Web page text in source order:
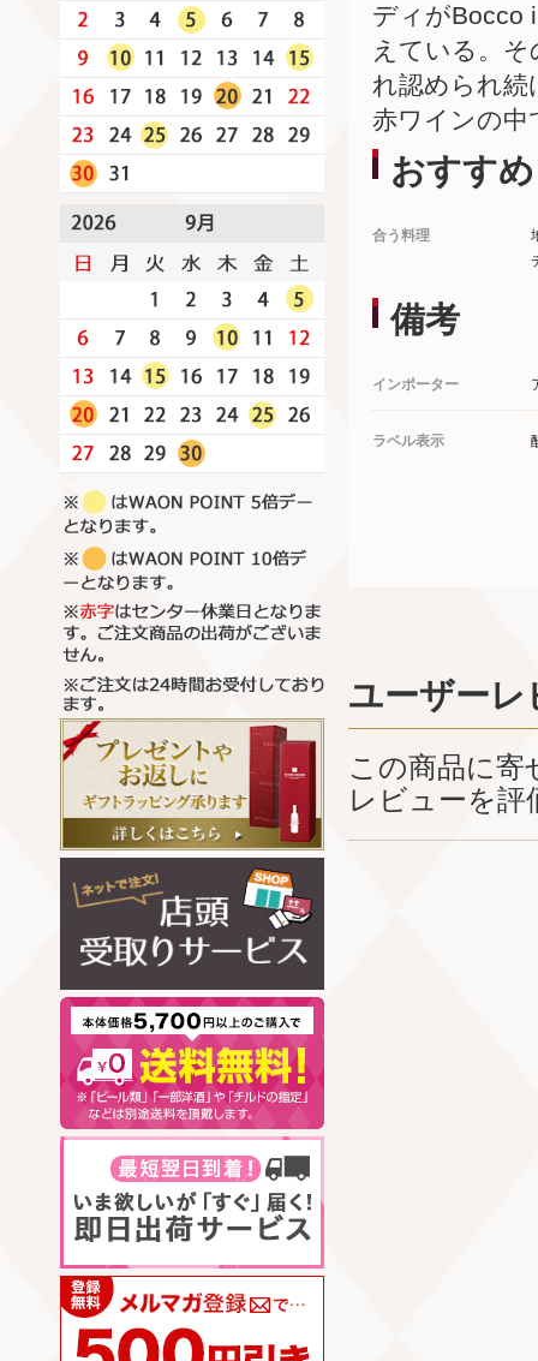
ディがBocco
えている。
れ認められ続
赤ワインの中
おすすめ
合う料理
備考
インポーター
ラベル表示
ユーザーレ
この商品に
レビューを評